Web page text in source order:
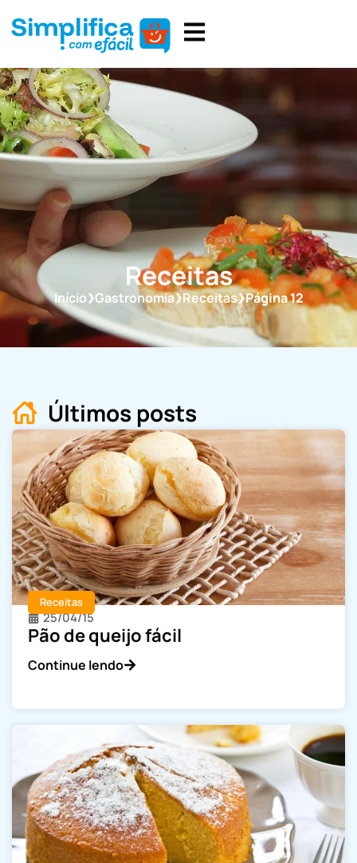
Receitas
Início❯Gastronomia❯Receitas❯Página 12
Últimos posts
Receitas
25/04/15
Pão de queijo fácil
Continue lendo